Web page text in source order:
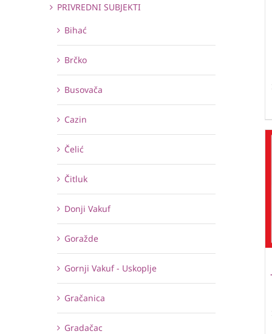
PRIVREDNI SUBJEKTI
Bihać
Brčko
Busovača
Cazin
Čelić
Čitluk
Donji Vakuf
Goražde
Gornji Vakuf - Uskoplje
Gračanica
Gradačac